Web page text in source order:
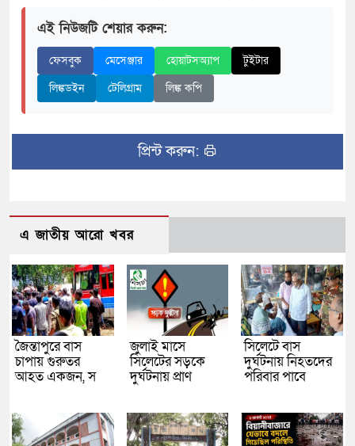
এই নিউজটি শেয়ার করুন:
ফেসবুক মেসেঞ্জার হোয়াটসঅ্যাপ
টুইটার
লিঙ্কডইন
টেলিগ্রাম লিঙ্ক কপি
প্রিন্ট করুন:
এ জাতীয় আরো খবর
জৈন্তাপুরে বাস
চাপায় গুরুতর
আহত একজন, স
জুলাই মাসে
সিলেটের সড়কে
দুর্ঘটনায় প্রাণ
সিলেটে বাস
দুর্ঘটনায় নিহতদের
পরিবার পাবে